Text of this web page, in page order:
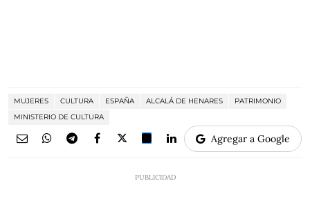
MUJERES CULTURA ESPAÑA ALCALÁ DE HENARES
PATRIMONIO
MINISTERIO DE CULTURA
Agregar a Google